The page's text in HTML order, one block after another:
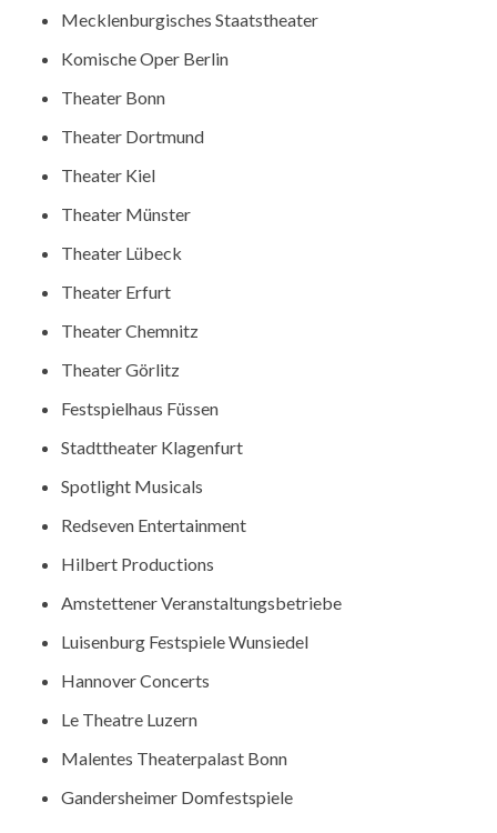
Mecklenburgisches Staatstheater
Komische Oper Berlin
Theater Bonn
Theater Dortmund
Theater Kiel
Theater Münster
Theater Lübeck
Theater Erfurt
Theater Chemnitz
Theater Görlitz
Festspielhaus Füssen
Stadttheater Klagenfurt
Spotlight Musicals
Redseven Entertainment
Hilbert Productions
Amstettener Veranstaltungsbetriebe
Luisenburg Festspiele Wunsiedel
Hannover Concerts
Le Theatre Luzern
Malentes Theaterpalast Bonn
Gandersheimer Domfestspiele